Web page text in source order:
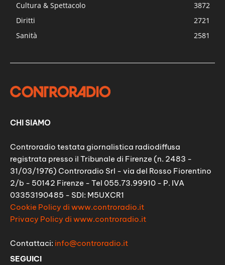
Cultura & Spettacolo
3872
Diritti
2721
Sanità
2581
CHI SIAMO
Controradio testata giornalistica radiodiffusa
registrata presso il Tribunale di Firenze (n. 2483 -
31/03/1976) Controradio Srl - via del Rosso Fiorentino
2/b - 50142 Firenze - Tel 055.73.99910 - P. IVA
03353190485 - SDI: M5UXCR1
Cookie Policy di www.controradio.it
Privacy Policy di www.controradio.it
Contattaci: info@controradio.it
SEGUICI